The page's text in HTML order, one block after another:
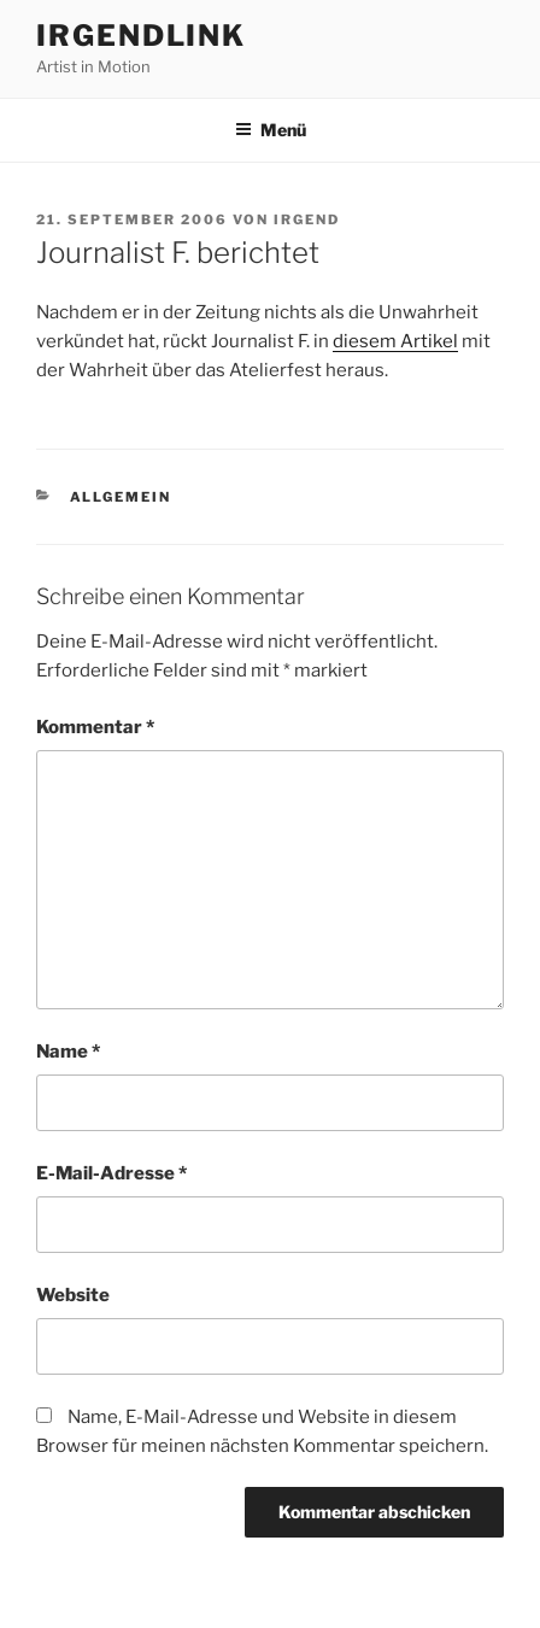
Inhalt
springen
IRGENDLINK
Artist in Motion
Menü
VERÖFFENTLICHT
AM
21. SEPTEMBER 2006 VON IRGEND
Journalist F. berichtet
Nachdem er in der Zeitung nichts als die Unwahrheit
verkündet hat, rückt Journalist F. in diesem Artikel mit
der Wahrheit über das Atelierfest heraus.
KATEGORIEN
ALLGEMEIN
Schreibe einen Kommentar
Deine E-Mail-Adresse wird nicht veröffentlicht.
Erforderliche Felder sind mit* markiert
Kommentar*
Name*
E-Mail-Adresse*
Website
Name, E-Mail-Adresse und Website in diesem
Browser für meinen nächsten Kommentar speichern.